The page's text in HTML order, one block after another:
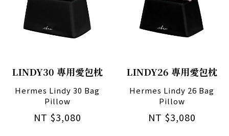
LINDY30 專用愛包枕
Hermes Lindy 30 Bag
Pillow
NT $3,080
LINDY26 專用愛包枕
Hermes Lindy 26 Bag
Pillow
NT $3,080